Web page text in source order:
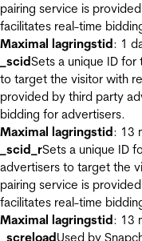
pairing service is
facilitates real-time
Maximal lagringstid: 1
_scidSets a unique ID
to target the visitor with
provided by third party
bidding for advertisers.
Maximal lagringstid: 13
_scid_rSets a unique ID
advertisers to target the
pairing service is
facilitates real-time
Maximal lagringstid: 13
_screloadUsed by